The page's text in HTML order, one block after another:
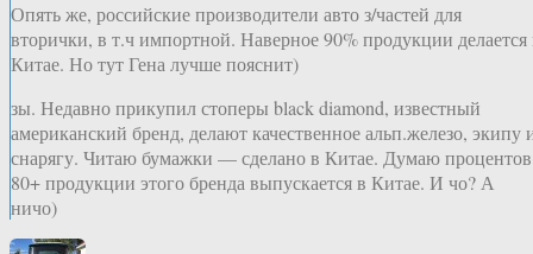
Опять же, российские производители авто з/частей для
вторички, в т.ч импортной. Наверное 90% продукции делается
Китае. Но тут Гена лучше пояснит)
зы. Недавно прикупил стоперы black diamond, известный
американский бренд, делают качественное альп.железо, экипу
снарягу. Читаю бумажки — сделано в Китае. Думаю процентов
80+ продукции этого бренда выпускается в Китае. И чо? А
ничо)